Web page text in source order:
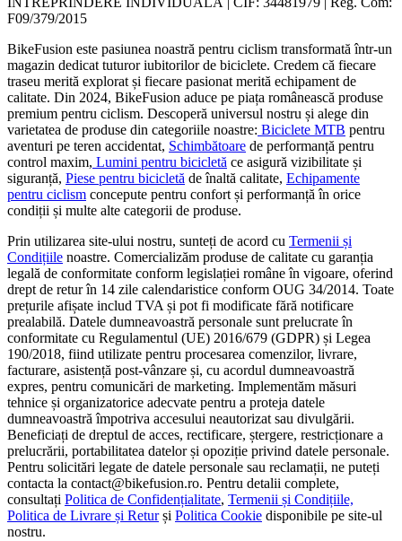
F09/379/2015
BikeFusion este pasiunea noastră pentru ciclism transformată într-un
magazin dedicat tuturor iubitorilor de biciclete. Credem că fiecare
traseu merită explorat și fiecare pasionat merită echipament de
calitate. Din 2024, BikeFusion aduce pe piața românească produse
premium pentru ciclism. Descoperă universul nostru și alege din
varietatea de produse din categoriile noastre: Biciclete MTB pentru
aventuri pe teren accidentat, Schimbătoare de performanță pentru
control maxim, Lumini pentru bicicletă ce asigură vizibilitate și
siguranță, Piese pentru bicicletă de înaltă calitate, Echipamente
pentru ciclism concepute pentru confort și performanță în orice
condiții și multe alte categorii de produse.
Prin utilizarea site-ului nostru, sunteți de acord cu Termenii și
Condițiile noastre. Comercializăm produse de calitate cu garanția
legală de conformitate conform legislației române în vigoare, oferind
drept de retur în 14 zile calendaristice conform OUG 34/2014. Toate
prețurile afișate includ TVA și pot fi modificate fără notificare
prealabilă. Datele dumneavoastră personale sunt prelucrate în
conformitate cu Regulamentul (UE) 2016/679 (GDPR) și Legea
190/2018, fiind utilizate pentru procesarea comenzilor, livrare,
facturare, asistență post-vânzare și, cu acordul dumneavoastră
expres, pentru comunicări de marketing. Implementăm măsuri
tehnice și organizatorice adecvate pentru a proteja datele
dumneavoastră împotriva accesului neautorizat sau divulgării.
Beneficiați de dreptul de acces, rectificare, ștergere, restricționare a
prelucrării, portabilitatea datelor și opoziție privind datele personale.
Pentru solicitări legate de datele personale sau reclamații, ne puteți
contacta la contact@bikefusion.ro. Pentru detalii complete,
consultați Politica de Confidențialitate, Termenii și Condițiile,
Politica de Livrare și Returși Politica Cookie disponibile pe site-ul
nostru.